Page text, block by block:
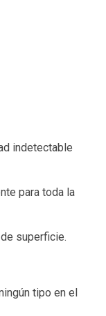
indetectable
para toda la
superficie.
tipo en el